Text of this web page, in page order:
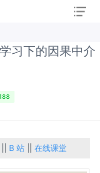
习下的因果中介
B 站 ||在线课堂